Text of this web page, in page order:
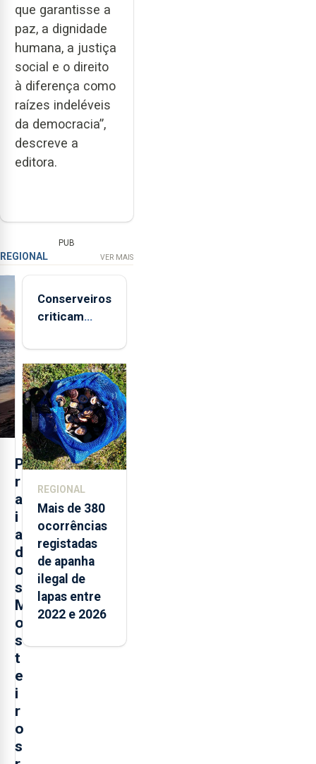
que garantisse a
paz, a dignidade
humana, a justiça
social e o direito
à diferença como
raízes indeléveis
da democracia”,
descreve a
editora.
PUB
REGIONAL VER MAIS
P
r
a
i
a
d
o
s
M
o
s
t
e
i
r
o
s
Conserveiros
criticam
brancas com
selo Marca
Açores
REGIONAL
Mais de 380
ocorrências
registadas
de apanha
ilegal de
lapas entre
2022 e 2026